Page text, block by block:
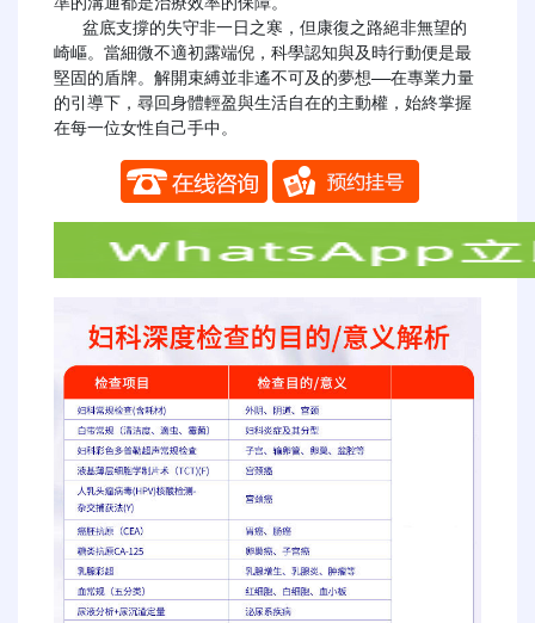
崎嶇。當細微不適初露端倪，科學認知與及時行動便是最
堅固的盾牌。解開束縛並非遙不可及的夢想——在專業力量
的引導下，尋回身體輕盈與生活自在的主動權，始終掌握
在每一位女性自己手中。